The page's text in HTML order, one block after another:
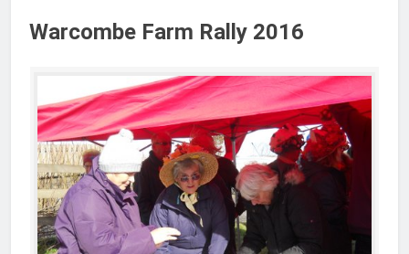
Warcombe Farm Rally 2016